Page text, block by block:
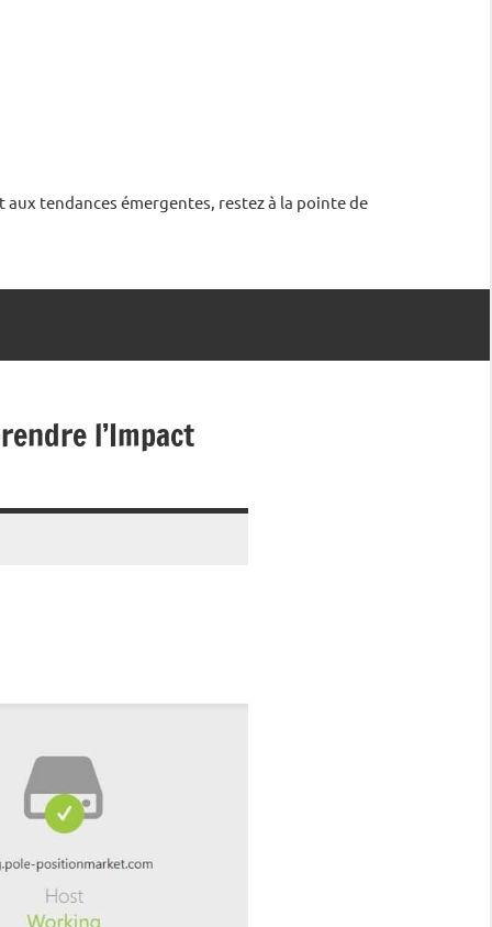
tendances émergentes, restez à la pointe de
l’Impact